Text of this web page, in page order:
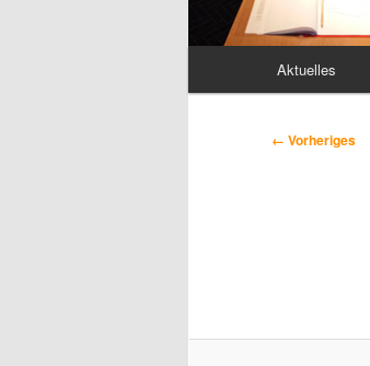
HauptmenüAktuelles
Bilder-
← Vorheriges